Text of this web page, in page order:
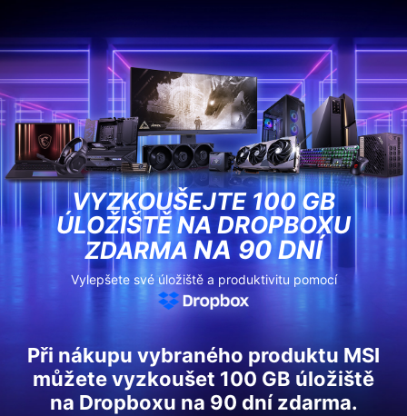
VYZKOUŠEJTE 100 GB
ÚLOŽIŠTĚ NA DROPBOXU
ZDARMA NA 90 DNÍ
Vylepšete své úložiště a produktivitu pomocí
Při nákupu vybraného produktu MSI
můžete vyzkoušet 100 GB úložiště
na Dropboxu na 90 dní zdarma.